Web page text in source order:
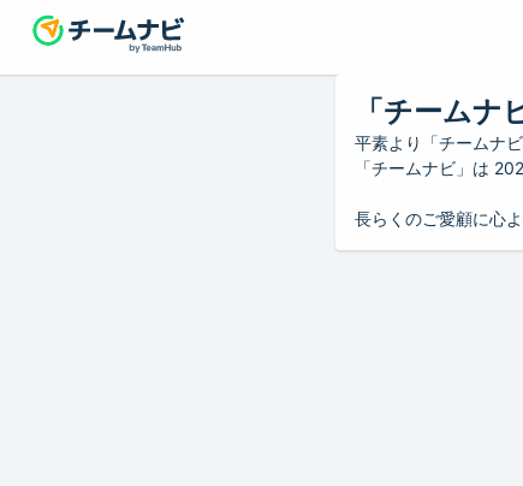
「チーム
平素より「チームナ
「チームナビ」は
長らくのご愛顧に心